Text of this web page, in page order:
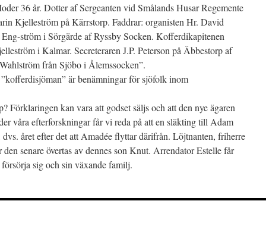
36 år. Dotter af Sergeanten vid Smålands Husar Regemente
Kjelleström på Kärrstorp. Faddrar: organisten Hr. David
ström i Sörgärde af Ryssby Socken. Kofferdikapitenen
i Kalmar. Secreteraren J.P. Peterson på Äbbestorp af
från Sjöbo i Ålemssocken”.
är benämningar för sjöfolk inom
Förklaringen kan vara att godset säljs och att den nye ägaren
våra efterforskningar får vi reda på att en släkting till Adam
året efter det att Amadée flyttar därifrån. Löjtnanten, friherre
senare övertas av dennes son Knut. Arrendator Estelle får
sig och sin växande familj.